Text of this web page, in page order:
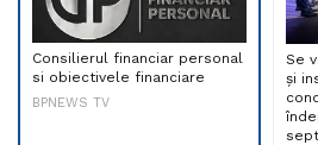
Consilierul financiar personal
si obiectivele financiare
BPNEWS TV
Se
și